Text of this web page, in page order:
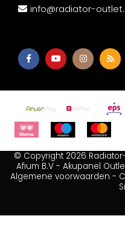
info@radiator-
© Copyright 2026
Afium B.V - Akupanel
Algemene voorwaarden -